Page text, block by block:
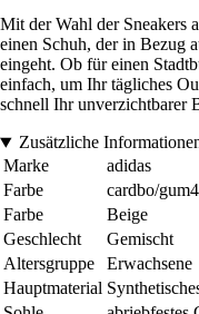
Mit der Wahl der Sneakers
einen Schuh, der in Bezug
eingeht. Ob für einen
einfach, um Ihr tägliches
schnell Ihr unverzichtbarer
Zusätzliche
Marke
adidas
Farbe
cardbo/
Farbe
Beige
Geschlecht
Gemischt
Altersgruppe
Erwachsene
Hauptmaterial